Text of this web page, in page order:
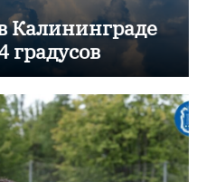
Калининграде
градусов